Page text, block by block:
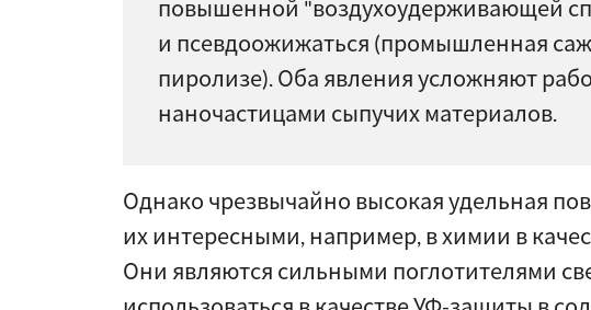
повышенной "воздухоудерживающей
и псевдоожижаться (промышленная
пиролизе). Оба явления усложняют
наночастицами сыпучих материалов.
Однако чрезвычайно высокая удельная
их интересными, например, в химии в
Они являются сильными поглотителями